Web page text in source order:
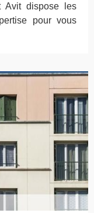
Avit dispose les
pour vous